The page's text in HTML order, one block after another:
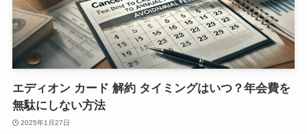
エディオン カード 解約 タイミングはいつ？年会費を
無駄にしない方法
2025年1月27日